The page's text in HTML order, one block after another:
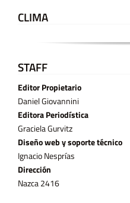
CLIMA
STAFF
Editor Propietario
Daniel Giovannini
Editora Periodística
Graciela Gurvitz
Diseño web y soporte técnico
Ignacio Nesprías
Dirección
Nazca 2416